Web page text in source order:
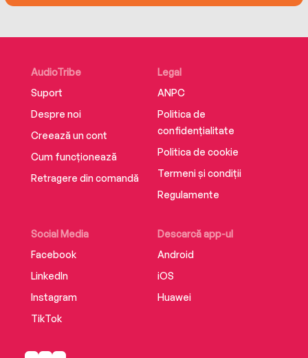
AudioTribe
Suport
Despre noi
Creează un cont
Cum funcționează
Retragere din comandă
Social Media
Facebook
LinkedIn
Instagram
TikTok
Descarcă app-ul
Android
iOS
Huawei
Legal
ANPC
Politica de
confidențialitate
Politica de cookie
Termeni și condiții
Regulamente